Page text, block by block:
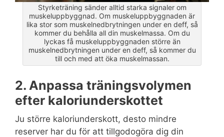
Styrketräning sänder alltid starka signaler om
muskeluppbyggnad. Om muskeluppbyggnaden är
lika stor som muskelnedbrytningen under en deff, så
kommer du behålla all din muskelmassa. Om du
lyckas få muskeluppbyggnaden större än
muskelnedbrytningen under en deff, så kommer du
till och med att öka muskelmassan.
2. Anpassa träningsvolymen
efter kaloriunderskottet
Ju större kaloriunderskott, desto mindre
reserver har du för att tillgodogöra dig din